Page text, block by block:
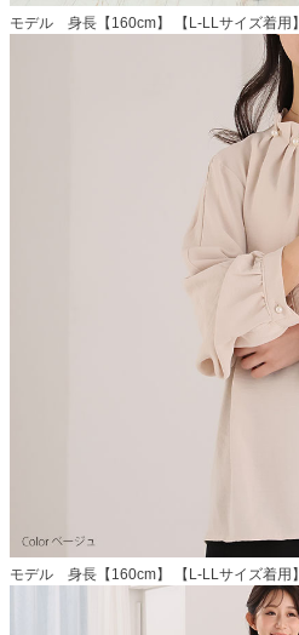
モデル 身長【160cm】 【L-LLサイズ着用】
モデル 身長【160cm】 【L-LLサイズ着用】